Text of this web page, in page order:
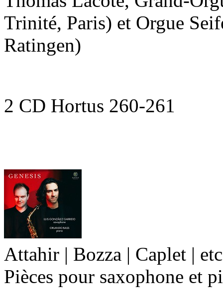
Trinité, Paris) et Orgue
Ratingen)
2 CD Hortus 260-261
Attahir | Bozza | Caplet |
Pièces pour saxophone et